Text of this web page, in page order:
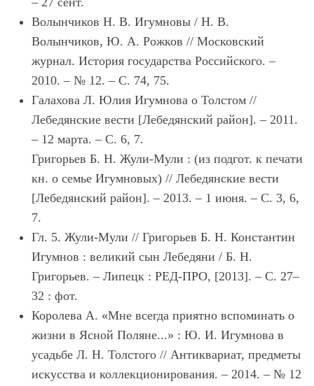
Волынчиков Н. В. Игумновы / Н. В.
Волынчиков, Ю. А. Рожков // Московский
журнал. История государства Российского. –
2010. – № 12. – С. 74, 75.
Галахова Л. Юлия Игумнова о Толстом //
Лебедянские вести [Лебедянский район]. – 2011.
– 12 марта. – С. 6, 7.
Григорьев Б. Н. Жули-Мули : (из подгот. к печати
кн. о семье Игумновых) // Лебедянские вести
[Лебедянский район]. – 2013. – 1 июня. – С. 3, 6,
7.
Гл. 5. Жули-Мули // Григорьев Б. Н. Константин
Игумнов : великий сын Лебедяни / Б. Н.
Григорьев. – Липецк : РЕД-ПРО, [2013]. – С. 27–
32 : фот.
Королева А. «Мне всегда приятно вспоминать о
жизни в Ясной Поляне...» : Ю. И. Игумнова в
усадьбе Л. Н. Толстого // Антиквариат, предметы
искусства и коллекционирования. – 2014. – № 12